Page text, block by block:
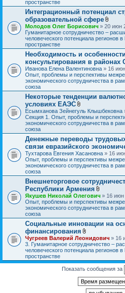
е
н
и
я
пространстве
Интеграционный потенциал
образовательной сфере
В
л
о
е
н
и
я
Молодов Олег Борисович » 20 июн
Гуманитарное сотрудничество –
человеческого потенциала регионов
пространстве
Необходимость и
консультирования в районах
Иванова Елена Валентиновна » 16
Опыт, проблемы и перспективы
экономического сотрудничества в
союза
Некоторые тенденции
условиях ЕАЭС
В
л
о
ж
е
н
и
я
Есымханова Зейнегуль Клышбековна
Секция 1. Опыт, проблемы и
экономического сотрудничества в
союза
Денежные переводы
связи евразийского
Тухтарова Евгения Хасановна » 16
Опыт, проблемы и перспективы
экономического сотрудничества в
союза
Внешнеторговое
Республики Армения
В
л
о
е
н
я
Якушев Николай Олегович » 16
Опыт, проблемы и перспективы
экономического сотрудничества в
союза
Социальные инновации на
финансирования
В
л
о
е
н
и
я
Чугреев Валерий Леонидович » 16
3. Гуманитарное сотрудничество –
человеческого потенциала регионов
пространстве
Показать сообщения за